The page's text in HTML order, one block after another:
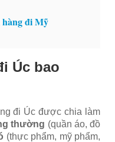
hàng đi Mỹ
Úc bao
đi Úc được chia làm
thường (quần áo, đồ
(thực phẩm, mỹ phẩm,